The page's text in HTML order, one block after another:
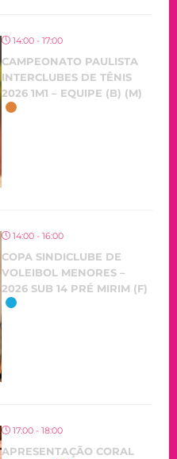
14:00 - 17:00
CAMPEONATO PAULISTA
INTERCLUBES DE TÊNIS
2026 1M1 – EQUIPE (B) (M)
14:00 - 16:00
COPA SINDICLUBE DE
VOLEIBOL MENORES –
2026 SUB 14 PRÉ MIRIM (F)
17:00 - 18:00
APRESENTAÇÃO CORAL